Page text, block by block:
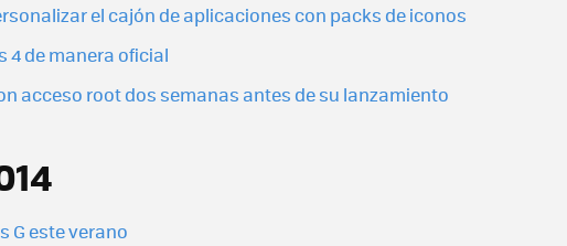
el cajón de aplicaciones con packs de iconos
4 de manera oficial
acceso root dos semanas antes de su lanzamiento
G este verano